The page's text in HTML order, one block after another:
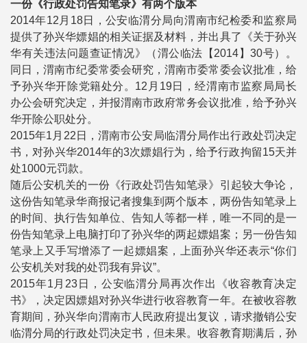
一份《行政处罚告知笔录》有两个版本
2014年12月18日，公安临渭分局向渭南市纪检委和监察局
提供了孙兴华嫖娼的相关证据及材料，并出具了《关于孙兴
华有关违法问题查证情况》（渭公临法【2014】30号）。
同日，渭南市纪委常委会研究，渭南市委常委会议批准，给
予孙兴华开除党籍处分。12月19日，经渭南市监察局局长
办公会研究决定，并报渭南市政府常务会议批准，给予孙兴
华开除公职处分。
2015年1月22日，渭南市公安局临渭分局作出行政处罚决定
书，对孙兴华2014年的3次嫖娼行为，给予行政拘留15天并
处1000元罚款。
随后公安机关的一份《行政处罚告知笔录》引起较大争论，
这份告知笔录华商报记者搜集到两个版本，两份告知笔录上
的时间、执行告知单位、告知人等都一样，唯一不同的是一
份告知笔录上电脑打印了孙兴华的两起嫖娼案；另一份告知
笔录上又手写增添了一起嫖娼案，上面孙兴华还表示“你们
公安机关对我的处罚我有异议”。
2015年1月23日，公安临渭分局再次作出《收容教育决定
书》，决定因嫖娼对孙兴华进行收容教育一年。在被收容教
育期间，孙兴华向渭南市人民政府提出复议，请求撤销公安
临渭分局的行政处罚决定书，但未果。收容教育期满后，孙